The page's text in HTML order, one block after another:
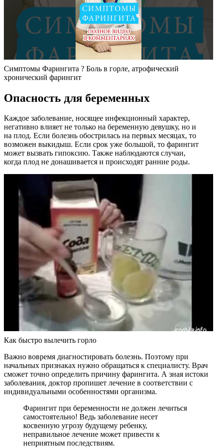
Симптомы Фарингита ? Боль в горле, атрофический
хронический фарингит
Опасность для беременных
Каждое заболевание, носящее инфекционный характер,
негативно влияет не только на беременную девушку, но и
на плод. Если болезнь обострилась на первых месяцах, то
возможен выкидыш. Если срок уже большой, то фарингит
может вызвать гипоксию. Также наблюдаются случаи,
когда плод не донашивается и происходят ранние роды.
Как быстро вылечить горло
Важно вовремя диагностировать болезнь. Поэтому при
начальных признаках нужно обращаться к специалисту. Врач
сможет точно определить причину фарингита. А зная истоки
заболевания, доктор пропишет лечение в соответствии с
индивидуальными особенностями организма.
Фарингит при беременности не должен лечиться
самостоятельно! Ведь заболевание несет
косвенную угрозу будущему ребенку,
неправильное лечение может привести к
неприятным последствиям.